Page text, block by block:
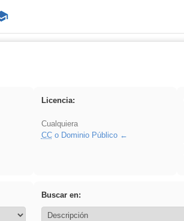
Licencia:
Cualquiera
CCo Dominio Público
Buscar en: